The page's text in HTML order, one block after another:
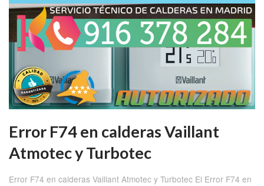
Error F74 en calderas Vaillant
Atmotec y Turbotec
Error F74 en calderas Vaillant Atmotec y Turbotec El Error F74 en